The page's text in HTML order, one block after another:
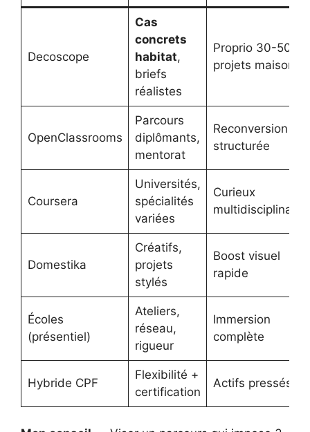
Decoscope
Cas
concrets
habitat,
briefs
réalistes
Proprio 30-50,
projets maison
OpenClassrooms
Parcours
diplômants,
mentorat
Reconversion
structurée
Coursera
Universités,
spécialités
variées
Curieux
Domestika
Créatifs,
projets
stylés
Boost visuel
rapide
Écoles
(présentiel)
Ateliers,
réseau,
rigueur
Immersion
complète
Hybride CPF
Flexibilité +
certification
Actifs pressés